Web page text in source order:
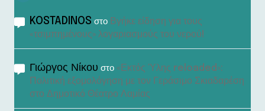
KOSTADINOS στο Βγήκε είδηση για τους
«τσιμπημένους» λογαριασμούς του νερού!
Γιώργος Νίκου στο «Εκτός Ύλης reloaded»:
Πολιτική εξομολόγηση με τον Γεράσιμο Σκιαδαρέση
στο Δημοτικό Θέατρο Λαμίας